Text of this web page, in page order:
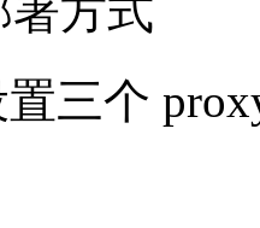
署方式
三个